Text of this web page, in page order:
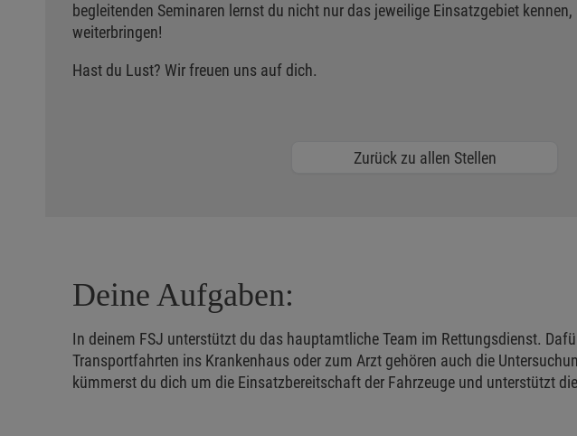
begleitenden Seminaren lernst du nicht nur das jeweilige Einsatzgebiet
weiterbringen!
Hast du Lust? Wir freuen uns auf dich.
Zurück zu allen Stellen
Deine Aufgaben:
In deinem FSJ unterstützt du das hauptamtliche Team im Rettungsdienst.
Transportfahrten ins Krankenhaus oder zum Arzt gehören auch die
kümmerst du dich um die Einsatzbereitschaft der Fahrzeuge und unterstützt